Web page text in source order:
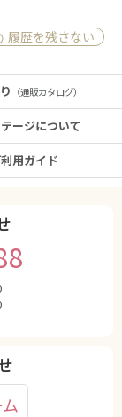
履歴を残さない
（通販カタログ）
ージについて
用ガイド